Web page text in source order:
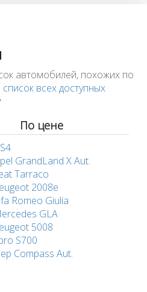
автомобилей, похожих по
список всех доступных
По цене
GrandLand X Aut.
Tarraco
2008e
Romeo Giulia
GLA
5008
S700
Compass Aut.